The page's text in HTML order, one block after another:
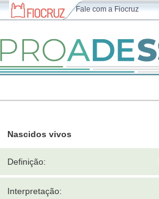
Fale com a Fiocruz
Nascidos vivos
Definição:
Interpretação: